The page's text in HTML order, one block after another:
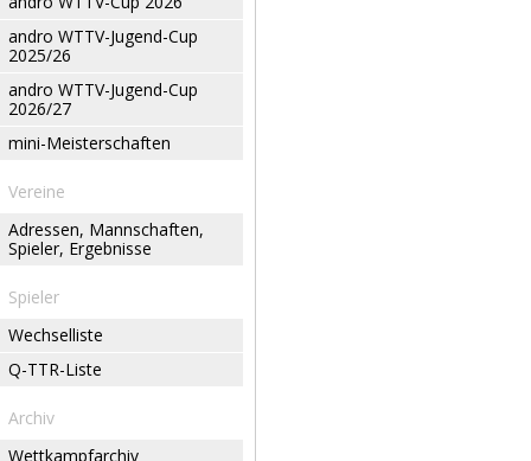
andro WTTV-Jugend-Cup
2025/26
andro WTTV-Jugend-Cup
2026/27
mini-Meisterschaften
Vereine
Adressen, Mannschaften,
Spieler, Ergebnisse
Spieler
Wechselliste
Q-TTR-Liste
Archiv
Wettkampfarchiv